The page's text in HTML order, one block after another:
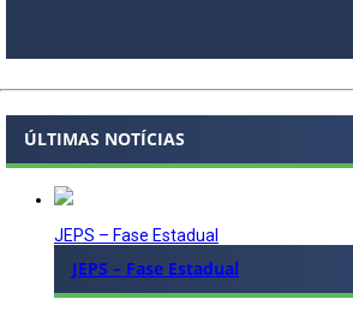
ÚLTIMAS NOTÍCIAS
JEPS – Fase Estadual
JEPS – Fase Estadual